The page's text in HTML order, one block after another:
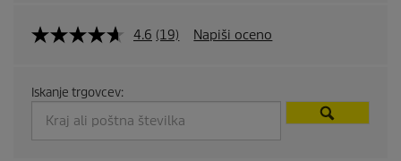
r
d
u
4.6 (19) Napiši oceno
Iskanje trgovcev: